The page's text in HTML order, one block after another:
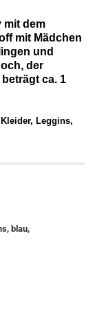
mit dem
mit Mädchen
und
der
ca. 1
Leggins,
blau,